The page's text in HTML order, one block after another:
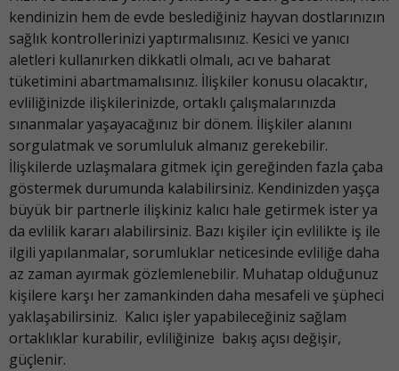
kendinizin hem de evde beslediğiniz hayvan dostlarınızın
sağlık kontrollerinizi yaptırmalısınız. Kesici ve yanıcı
aletleri kullanırken dikkatli olmalı, acı ve baharat
tüketimini abartmamalısınız. İlişkiler konusu olacaktır,
evliliğinizde ilişkilerinizde, ortaklı çalışmalarınızda
sınanmalar yaşayacağınız bir dönem. İlişkiler alanını
sorgulatmak ve sorumluluk almanız gerekebilir.
İlişkilerde uzlaşmalara gitmek için gereğinden fazla çaba
göstermek durumunda kalabilirsiniz. Kendinizden yaşça
büyük bir partnerle ilişkiniz kalıcı hale getirmek ister ya
da evlilik kararı alabilirsiniz. Bazı kişiler için evlilikte iş ile
ilgili yapılanmalar, sorumluklar neticesinde evliliğe daha
az zaman ayırmak gözlemlenebilir. Muhatap olduğunuz
kişilere karşı her zamankinden daha mesafeli ve şüpheci
yaklaşabilirsiniz. Kalıcı işler yapabileceğiniz sağlam
ortaklıklar kurabilir, evliliğinize bakış açısı değişir,
güçlenir.